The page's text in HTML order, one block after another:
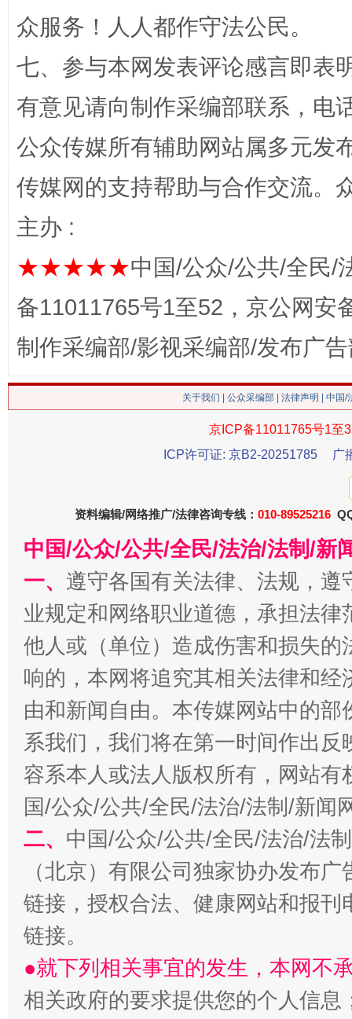
这是一记警钟！ 谢
今
魏明
“刷贴”乱象丛生
生
揭批美国五大"原罪" "炒
众服务！人人都作守法公民。
七、参与本网发表评论感言即表
有意见请向制作采编部联系，电
公众传媒所有辅助网站属多元发
传媒网的支持帮助与合作交流。
主办 :
★★★★★中国/公众/公共/全民/
备11011765号1至52，京公网安
制作采编部/影视采编部/发布广
关于我们 公众采编部 法律声明 | 中国
京ICP备11011765号1至
ICP许可证: 京B2-20251785
广
资料编辑/网络推广/法律咨询专线： 010-89525216
中国/公众/公共/全民/法治/法制/新
一、 遵守各国有关法律、法规，
业规定和网络职业道德，承担法
他人或（单位）造成伤害和损失
响的，本网将追究其相关法律和
由和新闻自由。本传媒网站中的
系我们，我们将在第一时间作出
容系本人或法人版权所有，网站
国/公众/公共/全民/法治/法制/新闻
二、 中国/公众/公共/全民/法治/法
（北京）有限公司独家协办发布
链接，授权合法、健康网站和报
链接。
●就下列相关事宜的发生，本网不
相关政府的要求提供您的个人信息